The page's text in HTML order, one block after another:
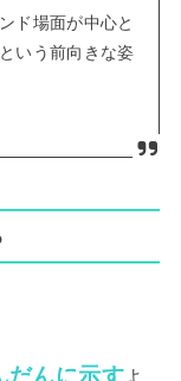
ド場面が中心と
いう前向きな姿
だんに示す